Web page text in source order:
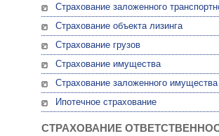
Страхование заложенного
Страхование объекта лизинга
Страхование грузов
Страхование имущества
Страхование заложенного имущества
Ипотечное страхование
СТРАХОВАНИЕ